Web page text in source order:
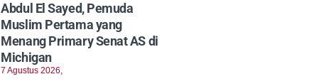
Abdul El Sayed, Pemuda
Muslim Pertama yang
Menang Primary Senat AS di
Michigan
7 Agustus 2026,